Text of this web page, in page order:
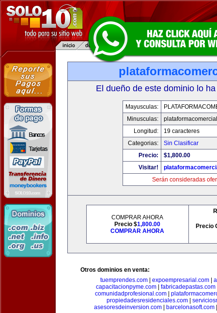
El dueño de este dominio lo
Mayusculas:
Minusculas:
Longitud:
19 caracteres
Categorias:
Sin Clasificar
Precio:
$1,800.00
Visitar!
Serán consideradas
COMPRAR AHORA
Precio $1,800.00
COMPRAR AHORA
Precio
Otros dominios en venta:
tuemprendes.com
expoempresarial.com
capacitacionpyme.com
fabricadepastas.com
comunidadprofesional.com|
propiedadesresidenciales.com
asesoresdeinversion.com
barcelonasoft.com